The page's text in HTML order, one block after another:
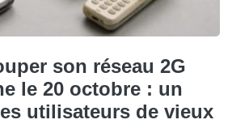
son réseau 2G
le 20 octobre : un
utilisateurs de vieux